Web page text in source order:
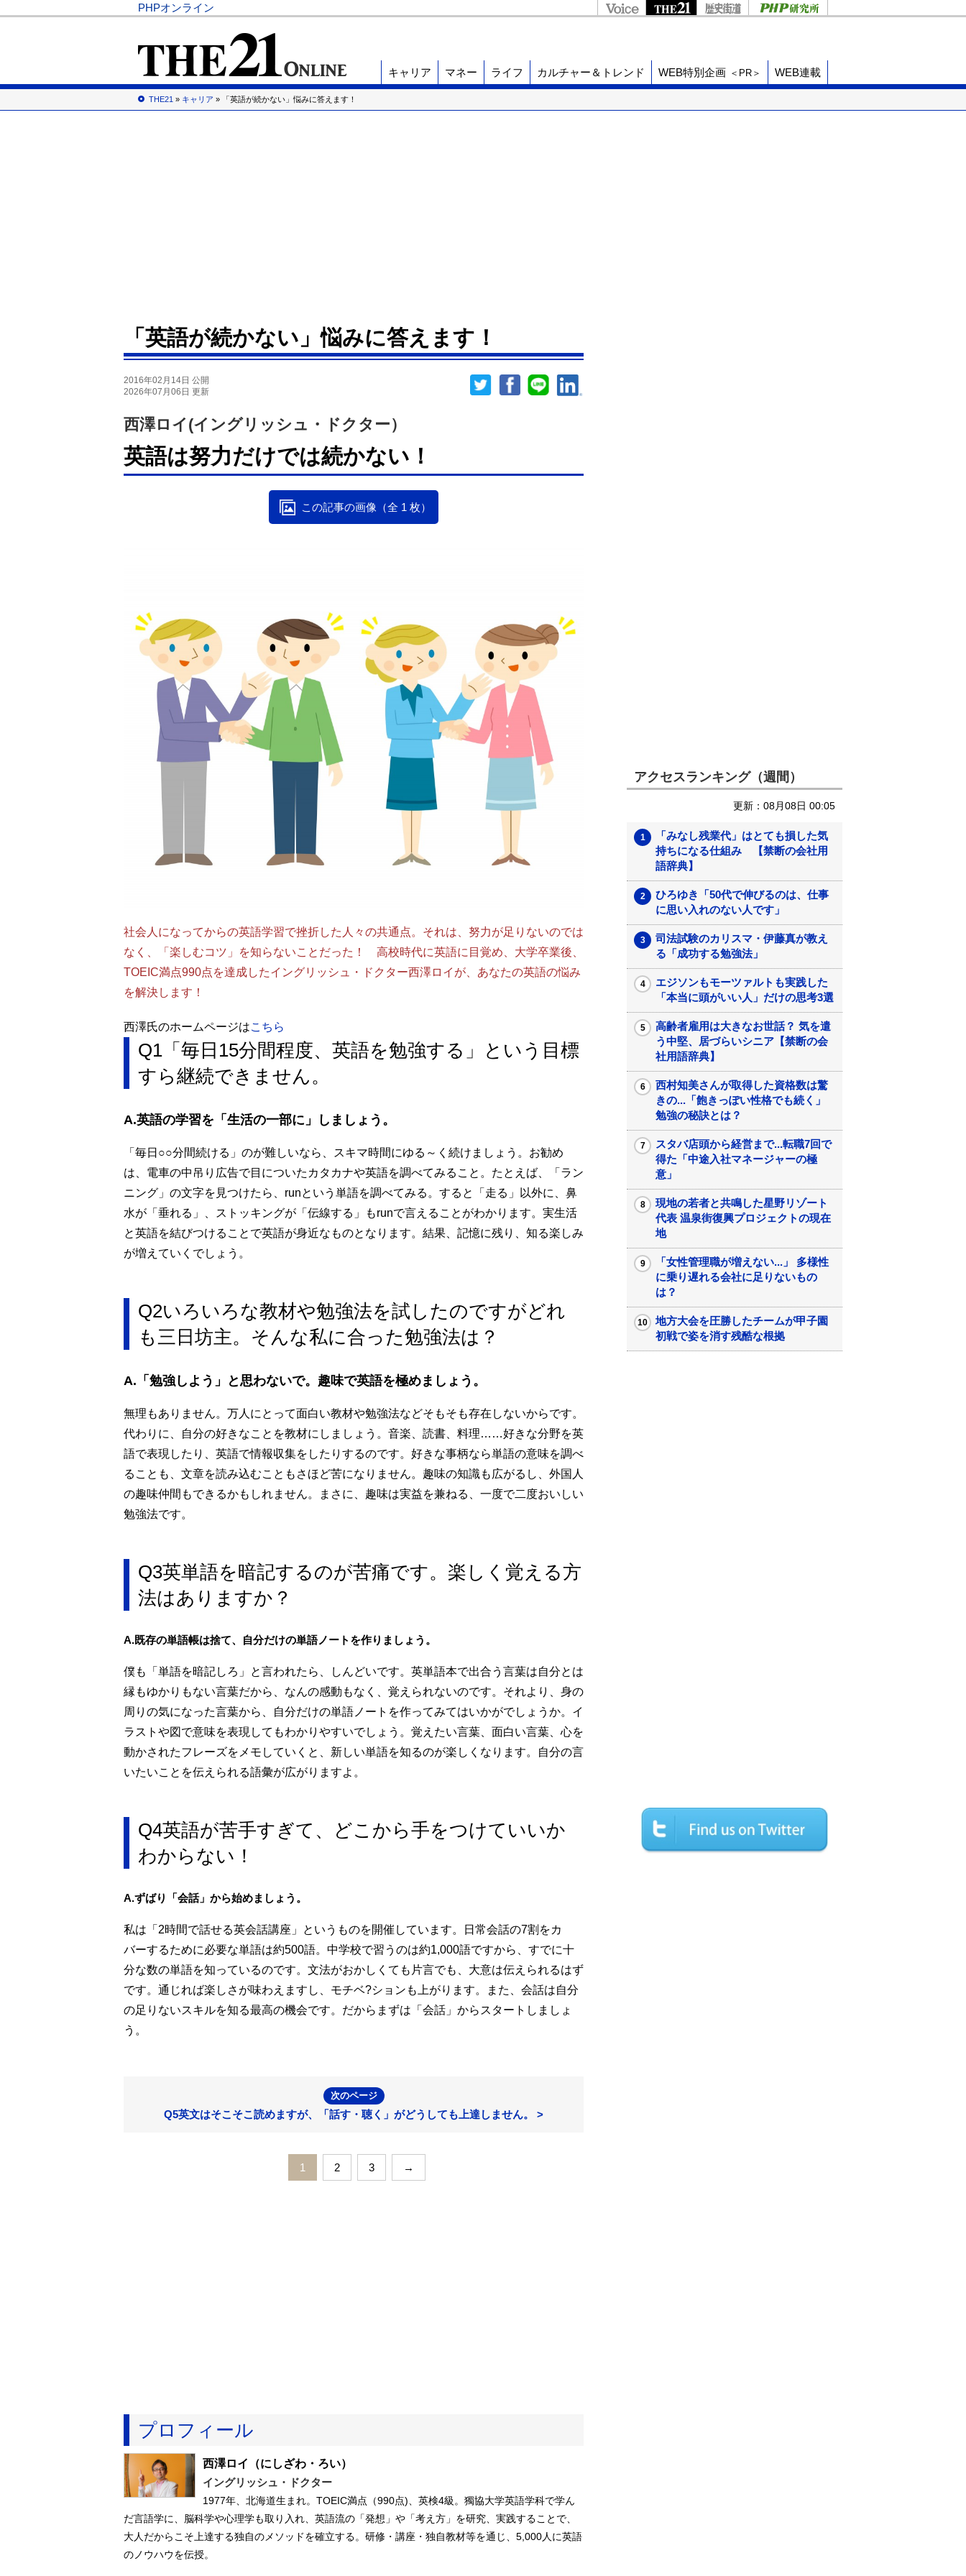
PHPオンライン
キャリア マネー ライフ カルチャー＆トレンド WEB特別企画 ＜PR＞ WEB連載
THE21 » キャリア » 「英語が続かない」悩みに答えます！
「英語が続かない」悩みに答えます！
2016年02月14日 公開
2026年07月06日 更新
西澤ロイ(イングリッシュ・ドクター）
英語は努力だけでは続かない！
この記事の画像（全 1 枚）
社会人になってからの英語学習で挫折した人々の共通点。それは、努力が足りないのでは
なく、「楽しむコツ」を知らないことだった！ 高校時代に英語に目覚め、大学卒業後、
TOEIC満点990点を達成したイングリッシュ・ドクター西澤ロイが、あなたの英語の悩み
を解決します！
西澤氏のホームページはこちら
Q1「毎日15分間程度、英語を勉強する」という目標
すら継続できません。
A.英語の学習を「生活の一部に」しましょう。
「毎日○○分間続ける」のが難しいなら、スキマ時間にゆる～く続けましょう。お勧め
は、電車の中吊り広告で目についたカタカナや英語を調べてみること。たとえば、「ラン
ニング」の文字を見つけたら、runという単語を調べてみる。すると「走る」以外に、鼻
水が「垂れる」、ストッキングが「伝線する」もrunで言えることがわかります。実生活
と英語を結びつけることで英語が身近なものとなります。結果、記憶に残り、知る楽しみ
が増えていくでしょう。
Q2いろいろな教材や勉強法を試したのですがどれ
も三日坊主。そんな私に合った勉強法は？
A.「勉強しよう」と思わないで。趣味で英語を極めましょう。
無理もありません。万人にとって面白い教材や勉強法などそもそも存在しないからです。
代わりに、自分の好きなことを教材にしましょう。音楽、読書、料理……好きな分野を英
語で表現したり、英語で情報収集をしたりするのです。好きな事柄なら単語の意味を調べ
ることも、文章を読み込むこともさほど苦になりません。趣味の知識も広がるし、外国人
の趣味仲間もできるかもしれません。まさに、趣味は実益を兼ねる、一度で二度おいしい
勉強法です。
Q3英単語を暗記するのが苦痛です。楽しく覚える方
法はありますか？
A.既存の単語帳は捨て、自分だけの単語ノートを作りましょう。
僕も「単語を暗記しろ」と言われたら、しんどいです。英単語本で出合う言葉は自分とは
縁もゆかりもない言葉だから、なんの感動もなく、覚えられないのです。それより、身の
周りの気になった言葉から、自分だけの単語ノートを作ってみてはいかがでしょうか。イ
ラストや図で意味を表現してもわかりやすいでしょう。覚えたい言葉、面白い言葉、心を
動かされたフレーズをメモしていくと、新しい単語を知るのが楽しくなります。自分の言
いたいことを伝えられる語彙が広がりますよ。
Q4英語が苦手すぎて、どこから手をつけていいか
わからない！
A.ずばり「会話」から始めましょう。
私は「2時間で話せる英会話講座」というものを開催しています。日常会話の7割をカ
バーするために必要な単語は約500語。中学校で習うのは約1,000語ですから、すでに十
分な数の単語を知っているのです。文法がおかしくても片言でも、大意は伝えられるはず
です。通じれば楽しさが味わえますし、モチベ?ションも上がります。また、会話は自分
の足りないスキルを知る最高の機会です。だからまずは「会話」からスタートしましょ
う。
次のページ
Q5英文はそこそこ読めますが、「話す・聴く」がどうしても上達しません。 >
1 2 3 →
プロフィール
西澤ロイ
（にしざわ・ろい）
イングリッシュ・ドクター
1977年、北海道生まれ。TOEIC満点（990点)、英検4級。獨協大学英語学科で学ん
だ言語学に、脳科学や心理学も取り入れ、英語流の「発想」や「考え方」を研究、実践することで、
大人だからこそ上達する独自のメソッドを確立する。研修・講座・独自教材等を通じ、5,000人に英語
のノウハウを伝授。
アクセスランキング（週間）
更新：08月08日 00:05
「みなし残業代」はとても損した気
持ちになる仕組み 【禁断の会社用
語辞典】
ひろゆき「50代で伸びるのは、仕事
に思い入れのない人です」
司法試験のカリスマ・伊藤真が教え
る「成功する勉強法」
エジソンもモーツァルトも実践した
「本当に頭がいい人」だけの思考3選
高齢者雇用は大きなお世話？ 気を遣
う中堅、居づらいシニア【禁断の会
社用語辞典】
西村知美さんが取得した資格数は驚
きの...「飽きっぽい性格でも続く」
勉強の秘訣とは？
スタバ店頭から経営まで...転職7回で
得た「中途入社マネージャーの極
意」
現地の若者と共鳴した星野リゾート
代表 温泉街復興プロジェクトの現在
地
「女性管理職が増えない...」 多様性
に乗り遅れる会社に足りないもの
は？
地方大会を圧勝したチームが甲子園
初戦で姿を消す残酷な根拠